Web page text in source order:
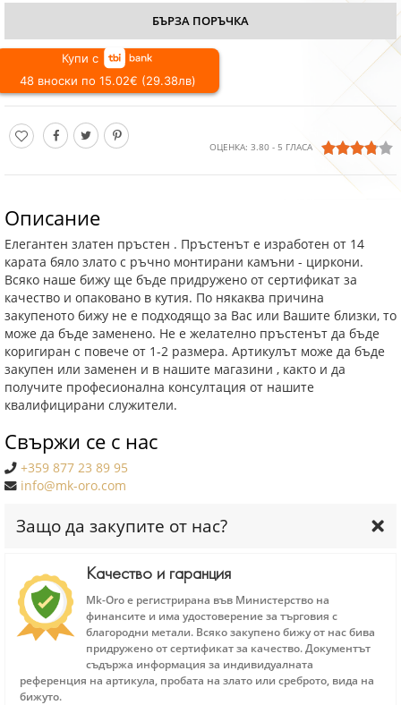
БЪРЗА ПОРЪЧКА
Купи с
48 вноски по 15.02€ (29.38лв)
ОЦЕНКА: 3.80 - 5 ГЛАСА
Описание
Елегантен златен пръстен . Пръстенът е изработен от 14
карата бяло злато с ръчно монтирани камъни - циркони.
Всяко наше бижу ще бъде придружено от сертификат за
качество и опаковано в кутия. По някаква причина
закупеното бижу не е подходящо за Вас или Вашите близки, то
може да бъде заменено. Не е желателно пръстенът да бъде
коригиран с повече от 1-2 размера. Артикулът може да бъде
закупен или заменен и в нашите магазини , както и да
получите професионална консултация от нашите
квалифицирани служители.
Свържи се с нас
+359 877 23 89 95
info@mk-oro.com
Защо да закупите от нас?
Качество и гаранция
Mk-Oro е регистрирана във Министерство на
финансите и има удостоверение за търговия с
благородни метали. Всяко закупено бижу от нас бива
придружено от сертификат за качество. Документът
съдържа информация за индивидуалната
референция на артикула, пробата на злато или среброто, вида на
бижуто.